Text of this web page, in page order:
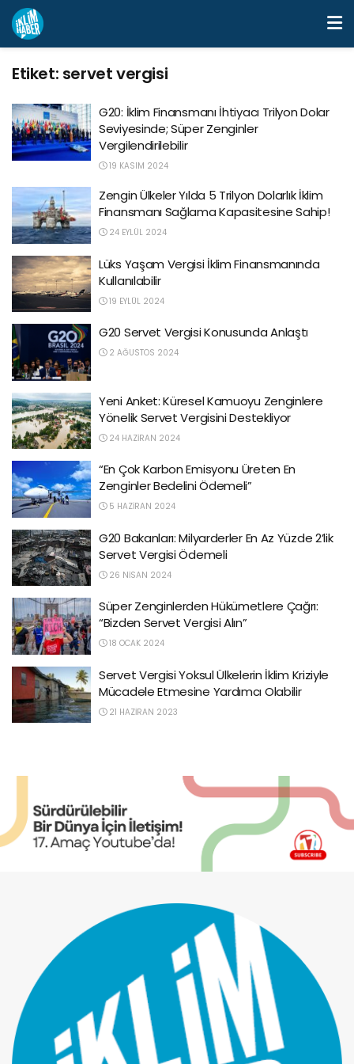
Etiket: servet vergisi
G20: İklim Finansmanı İhtiyacı Trilyon Dolar
Seviyesinde; Süper Zenginler
Vergilendirilebilir
19 KASIM 2024
Zengin Ülkeler Yılda 5 Trilyon Dolarlık İklim
Finansmanı Sağlama Kapasitesine Sahip!
24 EYLÜL 2024
Lüks Yaşam Vergisi İklim Finansmanında
Kullanılabilir
19 EYLÜL 2024
G20 Servet Vergisi Konusunda Anlaştı
2 AĞUSTOS 2024
Yeni Anket: Küresel Kamuoyu Zenginlere
Yönelik Servet Vergisini Destekliyor
24 HAZIRAN 2024
“En Çok Karbon Emisyonu Üreten En
Zenginler Bedelini Ödemeli”
5 HAZIRAN 2024
G20 Bakanları: Milyarderler En Az Yüzde 2’lik
Servet Vergisi Ödemeli
26 NISAN 2024
Süper Zenginlerden Hükümetlere Çağrı:
“Bizden Servet Vergisi Alın”
18 OCAK 2024
Servet Vergisi Yoksul Ülkelerin İklim Kriziyle
Mücadele Etmesine Yardımcı Olabilir
21 HAZIRAN 2023